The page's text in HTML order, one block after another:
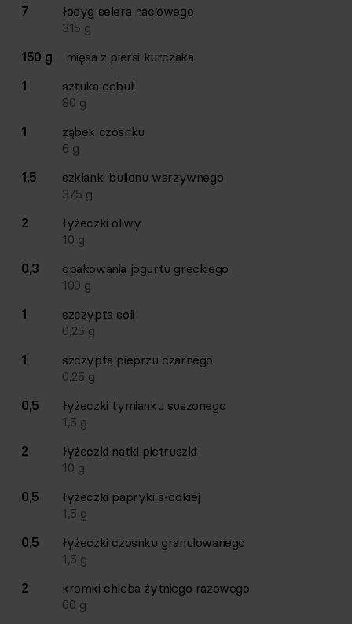
Lista składników przepisu z ilościami i wagami
Ilość Składnik
7 łodyg selera naciowego
315 g
150 g
mięsa z piersi kurczaka
1
sztuka cebuli
80 g
1
ząbek czosnku
6 g
1,5
szklanki bulionu warzywnego
375 g
2
łyżeczki oliwy
10 g
0,3
opakowania jogurtu greckiego
100 g
1
szczypta soli
0,25 g
1
szczypta pieprzu czarnego
0,25 g
0,5
łyżeczki tymianku suszonego
1,5 g
2
łyżeczki natki pietruszki
10 g
0,5
łyżeczki papryki słodkiej
1,5 g
0,5
łyżeczki czosnku granulowanego
1,5 g
2
kromki chleba żytniego razowego
60 g